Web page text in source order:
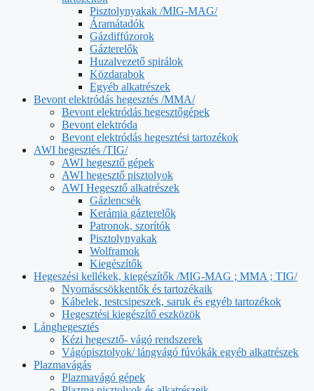
Pisztolynyakak /MIG-MAG/
Áramátadók
Gázdiffúzorok
Gázterelők
Huzalvezető spirálok
Közdarabok
Egyéb alkatrészek
Bevont elektródás hegesztés /MMA/
Bevont elektródás hegesztőgépek
Bevont elektróda
Bevont elektródás hegesztési tartozékok
AWI hegesztés /TIG/
AWI hegesztő gépek
AWI hegesztő pisztolyok
AWI Hegesztő alkatrészek
Gázlencsék
Kerámia gázterelők
Patronok, szorítók
Pisztolynyakak
Wolframok
Kiegészítők
Hegeszési kellékek, kiegészítők /MIG-MAG ; MMA ; TIG/
Nyomáscsökkentők és tartozékaik
Kábelek, testcsipeszek, saruk és egyéb tartozékok
Hegesztési kiegészítő eszközök
Lánghegesztés
Kézi hegesztő- vágó rendszerek
Vágópisztolyok/ lángvágó fúvókák egyéb alkatrészek
Plazmavágás
Plazmavágó gépek